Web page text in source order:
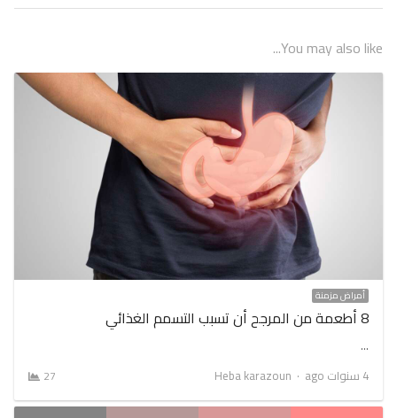
You may also like...
أمراض مزمنة
8 أطعمة من المرجح أن تسبب التسمم الغذائي
…
4 سنوات ago
Author
Heba karazoun
27